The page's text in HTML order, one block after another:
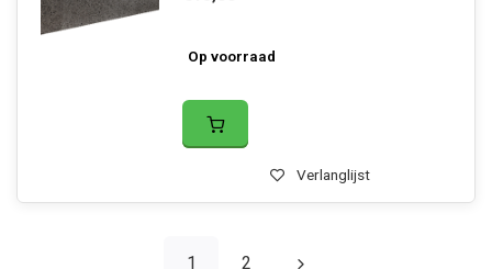
Op voorraad
Verlanglijst
1 2